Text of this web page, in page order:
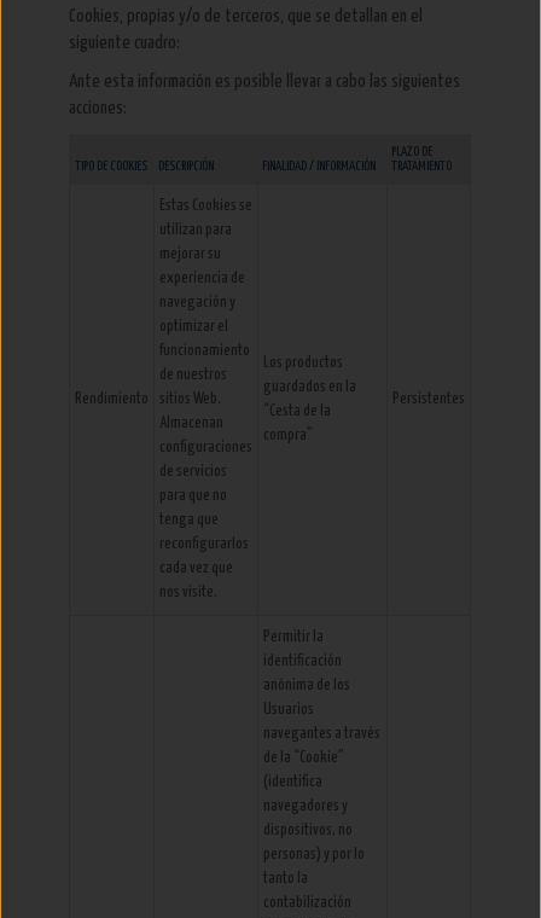
Cookies, propias y/o de terceros, que se detallan en el
siguiente cuadro:
Ante esta información es posible llevar a cabo las siguientes
acciones:
TIPO DE COOKIES DESCRIPCIÓN FINALIDAD / INFORMACIÓN
PLAZO DE
TRATAMIENTO
Rendimiento
Estas Cookies se
utilizan para
mejorar su
experiencia de
navegación y
optimizar el
funcionamiento
de nuestros
sitios Web.
Almacenan
configuraciones
de servicios
para que no
tenga que
reconfigurarlos
cada vez que
nos visite.
Los productos
guardados en la
“Cesta de la
compra”
Persistentes
Permitir la
identificación
anónima de los
Usuarios
navegantes a través
de la “Cookie”
(identifica
navegadores y
dispositivos, no
personas) y por lo
tanto la
contabilización